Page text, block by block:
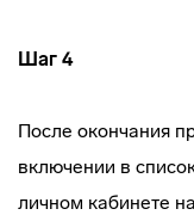
Шаг 4
После окончания
включении в
личном кабинете